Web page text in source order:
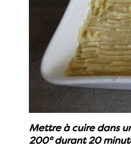
Mettre à cuire dans
200° durant 20